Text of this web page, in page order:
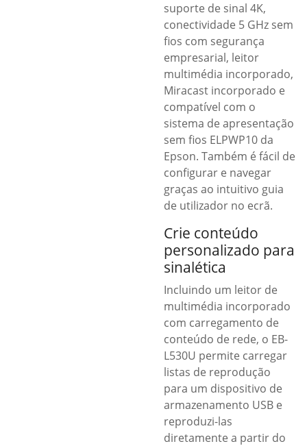
suporte de sinal 4K,
conectividade 5 GHz sem
fios com segurança
empresarial, leitor
multimédia incorporado,
Miracast incorporado e
compatível com o
sistema de apresentação
sem fios ELPWP10 da
Epson. Também é fácil de
configurar e navegar
graças ao intuitivo guia
de utilizador no ecrã.
Crie conteúdo
personalizado para
sinalética
Incluindo um leitor de
multimédia incorporado
com carregamento de
conteúdo de rede, o EB-
L530U permite carregar
listas de reprodução
para um dispositivo de
armazenamento USB e
reproduzi-las
diretamente a partir do